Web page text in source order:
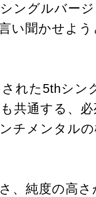
ングルバー
い聞かせよ
れた5thシン
共通する、
チメンタル
、純度の高